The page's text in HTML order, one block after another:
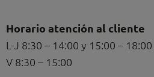
Horario atención al cliente
L-J 8:30 – 14:00 y 15:00 – 18:00
V 8:30 – 15:00